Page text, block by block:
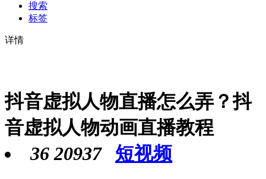
搜索
标签
详情
抖音虚拟人物直播怎么弄？抖
音虚拟人物动画直播教程
36 20937 短视频